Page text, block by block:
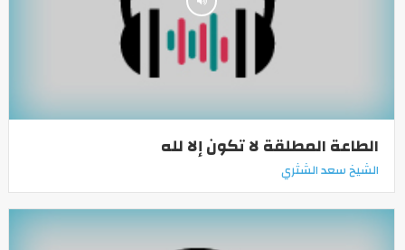
الطاعة المطلقة لا تكون إلا لله
الشيخ سعد الشثري